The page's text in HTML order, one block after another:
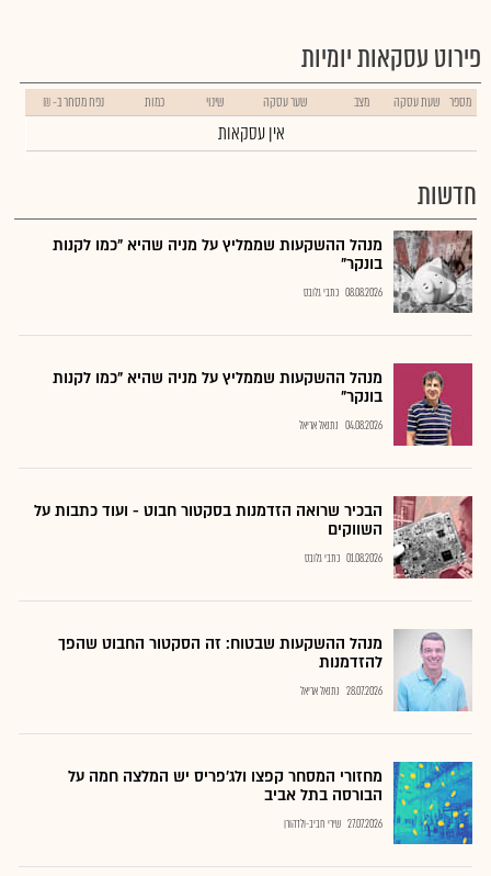
פירוט עסקאות יומיות
מספר שעת עסקה מצב שער עסקה שינוי כמות נפח מסחר ב- ₪
אין עסקאות
חדשות
מנהל ההשקעות שממליץ על מניה שהיא "כמו לקנות
בונקר"
08.08.2026 כתבי גלובס
מנהל ההשקעות שממליץ על מניה שהיא "כמו לקנות
בונקר"
04.08.2026 נתנאל אריאל
הבכיר שרואה הזדמנות בסקטור חבוט - ועוד כתבות על
השווקים
01.08.2026 כתבי גלובס
מנהל ההשקעות שבטוח: זה הסקטור החבוט שהפך
להזדמנות
28.07.2026 נתנאל אריאל
מחזורי המסחר קפצו ולג'פריס יש המלצה חמה על
הבורסה בתל אביב
27.07.2026 שירי חביב-ולדהורן